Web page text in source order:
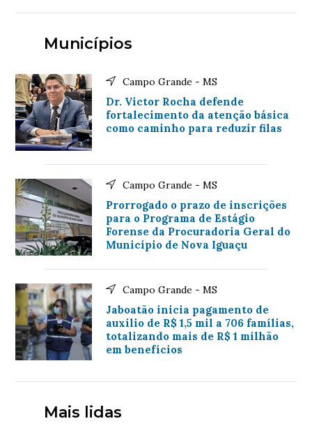
Municípios
Campo Grande - MS
Dr. Victor Rocha defende
fortalecimento da atenção básica
como caminho para reduzir filas
Campo Grande - MS
Prorrogado o prazo de inscrições
para o Programa de Estágio
Forense da Procuradoria Geral do
Município de Nova Iguaçu
Campo Grande - MS
Jaboatão inicia pagamento de
auxílio de R$ 1,5 mil a 706 famílias,
totalizando mais de R$ 1 milhão
em benefícios
Mais lidas